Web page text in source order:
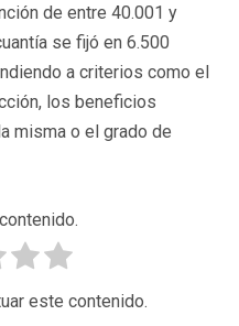
de entre 40.001 y
se fijó en 6.500
a criterios como el
los beneficios
misma o el grado de
este contenido.